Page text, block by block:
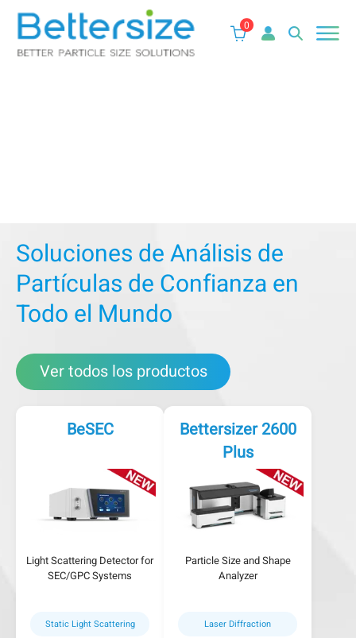
0
Soluciones de Análisis de
Partículas de Confianza en
Todo el Mundo
Ver todos los productos
BeSEC
Light Scattering Detector for
SEC/GPC Systems
Static Light Scattering
Bettersizer 2600
Plus
Particle Size and Shape
Analyzer
Laser Diffraction